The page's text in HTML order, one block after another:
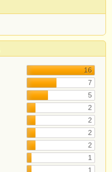
16
7
5
2
2
2
2
1
1